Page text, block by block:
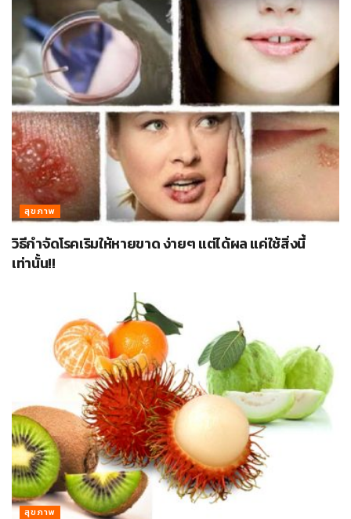
สุขภาพ
วิธีกำจัดโรคเริมให้หายขาด ง่ายๆ แต่ได้ผล แค่ใช้สิ่งนี้
เท่านั้น!!
สุขภาพ